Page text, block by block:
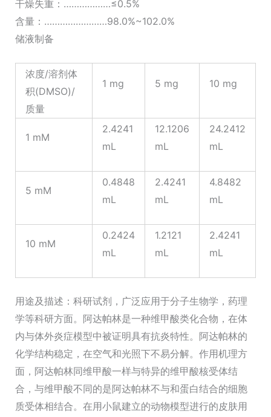
干燥失重：………………≤0.5%
含量：……………………98.0%~102.0%
储液制备
浓度/溶剂体
积(DMSO)/
质量
1 mg 5 mg 10 mg
1 mM
2.4241
mL
12.1206
mL
24.2412
mL
5 mM
0.4848
mL
2.4241
mL
4.8482
mL
10 mM
0.2424
mL
1.2121
mL
2.4241
mL
用途及描述：科研试剂，广泛应用于分子生物学，药理
学等科研方面。阿达帕林是一种维甲酸类化合物，在体
内与体外炎症模型中被证明具有抗炎特性。阿达帕林的
化学结构稳定，在空气和光照下不易分解。作用机理方
面，阿达帕林同维甲酸一样与特异的维甲酸核受体结
合，与维甲酸不同的是阿达帕林不与和蛋白结合的细胞
质受体相结合。在用小鼠建立的动物模型进行的皮肤用